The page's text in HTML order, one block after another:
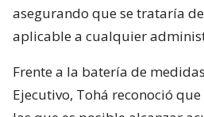
asegurando que se trataría
aplicable a cualquier
Frente a la batería de
Ejecutivo, Tohá reconoció